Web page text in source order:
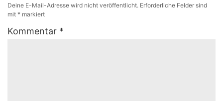
Deine E-Mail-Adresse wird nicht veröffentlicht. Erforderliche Felder sind
mit * markiert
Kommentar *